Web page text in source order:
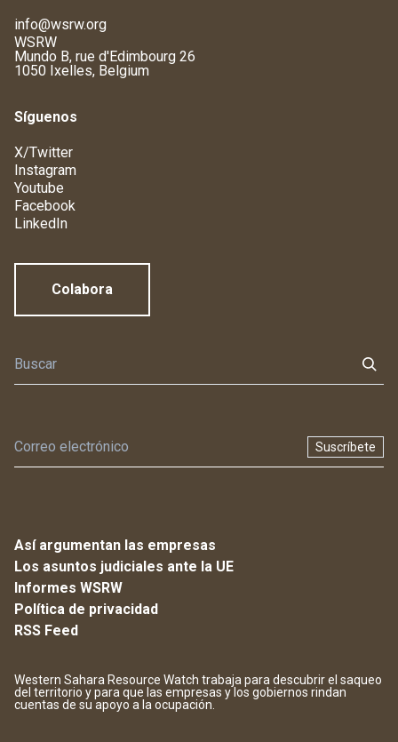
info@wsrw.org
WSRW
Mundo B, rue d'Edimbourg 26
1050 Ixelles, Belgium
Síguenos
X/Twitter
Instagram
Youtube
Facebook
LinkedIn
Colabora
Suscríbete
Así argumentan las empresas
Los asuntos judiciales ante la UE
Informes WSRW
Política de privacidad
RSS Feed
Western Sahara Resource Watch trabaja para descubrir el saqueo
del territorio y para que las empresas y los gobiernos rindan
cuentas de su apoyo a la ocupación.